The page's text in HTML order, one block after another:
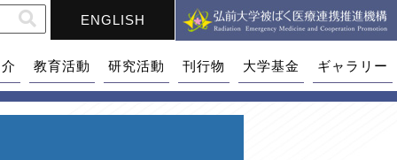
ENGLISH
教育活動 研究活動 刊行物 大学基金 ギャラリー